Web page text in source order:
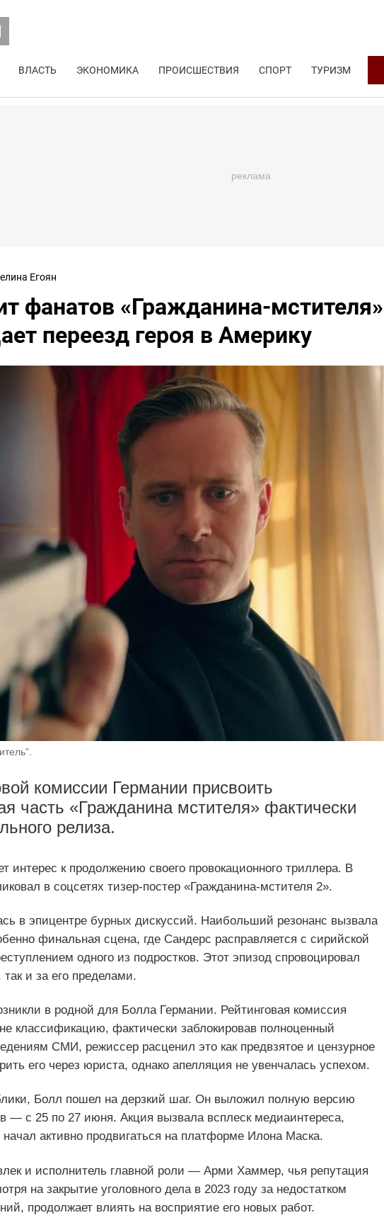
ВЛАСТЬ ЭКОНОМИКА ПРОИСШЕСТВИЯ СПОРТ ТУРИЗМ
Егоян
фанатов «Гражданина-мстителя»
переезд героя в Америку
комиссии Германии присвоить
часть «Гражданина мстителя» фактически
релиза.
интерес к продолжению своего провокационного триллера. В
в соцсетях тизер‑постер «Гражданина‑мстителя 2».
в эпицентре бурных дискуссий. Наибольший резонанс вызвала
финальная сцена, где Сандерс расправляется с сирийской
одного из подростков. Этот эпизод спровоцировал
так и за его пределами.
в родной для Болла Германии. Рейтинговая комиссия
классификацию, фактически заблокировав полноценный
СМИ, режиссер расценил это как предвзятое и цензурное
его через юриста, однако апелляция не увенчалась успехом.
Болл пошел на дерзкий шаг. Он выложил полную версию
— с 25 по 27 июня. Акция вызвала всплеск медиаинтереса,
начал активно продвигаться на платформе Илона Маска.
и исполнитель главной роли — Арми Хаммер, чья репутация
на закрытие уголовного дела в 2023 году за недостатком
продолжает влиять на восприятие его новых работ.